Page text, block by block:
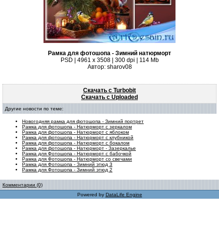
Рамка для фотошопа - Зимний натюрморт
PSD | 4961 х 3508 | 300 dpi | 114 Mb
Автор: sharov08
Скачать с Turbobit
Скачать с Uploaded
Другие новости по теме:
Новогодняя рамка для фотошопа - Зимний портрет
Рамка для фотошопа - Натюрморт с зеркалом
Рамка для фотошопа - Натюрморт с яблоком
Рамка для фотошопа - Натюрморт с клубникой
Рамка для фотошопа - Натюрморт с бокалом
Рамка для фотошопа - Натюрморт - Зазеркалье
Рамка для Фотошопа - Натюрморт с бабочкой
Рамка для Фотошопа - Натюрморт со свечами
Рамка для Фотошопа - Зимний этюд 3
Рамка для Фотошопа - Зимний этюд 2
Комментарии (0)
Powered by DataLife Engine